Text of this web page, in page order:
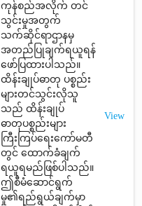
ကုန်စည်အလိုက် တင်
သွင်းမှုအတွက်
သက်ဆိုင်ရာဌာနမှ
အတည်ပြုချက်ရယူရန်
ဖော်ပြထားပါသည်။
ထိန်းချုပ်ဓာတု ပစ္စည်း
များတင်သွင်းလိုသူ
သည် ထိန်းချုပ်
ဓာတုပစ္စည်းများ
ကြီးကြပ်ရေးကော်မတီ
တွင် ထောက်ခံချက်
ရယူရမည်ဖြစ်ပါသည်။
ဤစီမံဆောင်ရွက်
မှု၏ရည်ရွယ်ချက်မှာ
View